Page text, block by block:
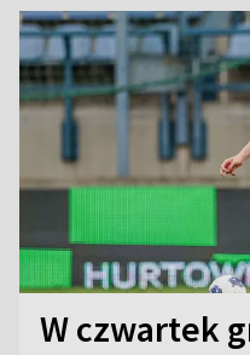
W czwartek